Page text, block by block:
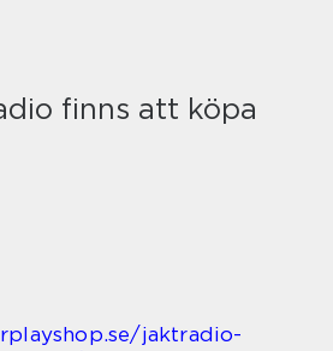
finns att köpa
jaktradio-